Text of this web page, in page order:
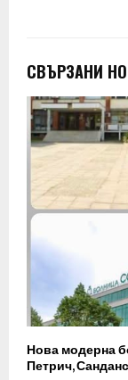
СВЪРЗАНИ
Нова модерна
Петрич,